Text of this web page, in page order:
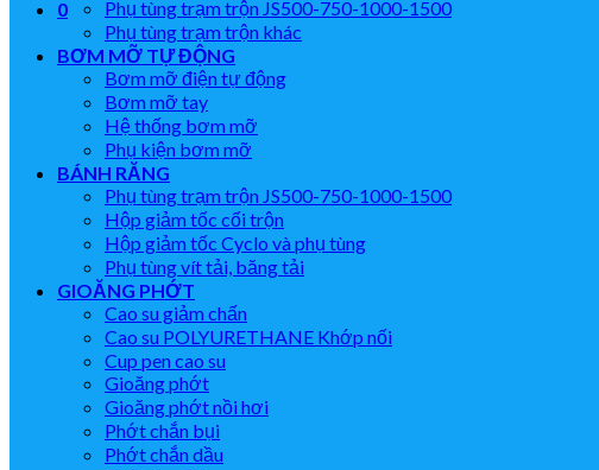
0
Phụ tùng trạm trộn JS500-750-1000-1500
Phụ tùng trạm trộn khác
BƠM MỠ TỰ ĐỘNG
Bơm mỡ điện tự động
Bơm mỡ tay
Hệ thống bơm mỡ
Phụ kiện bơm mỡ
BÁNH RĂNG
Phụ tùng trạm trộn JS500-750-1000-1500
Hộp giảm tốc cối trộn
Hộp giảm tốc Cyclo và phụ tùng
Phụ tùng vít tải, băng tải
GIOĂNG PHỚT
Cao su giảm chấn
Cao su POLYURETHANE Khớp nối
Cup pen cao su
Gioăng phớt
Gioăng phớt nồi hơi
Phớt chắn bụi
Phớt chắn dầu